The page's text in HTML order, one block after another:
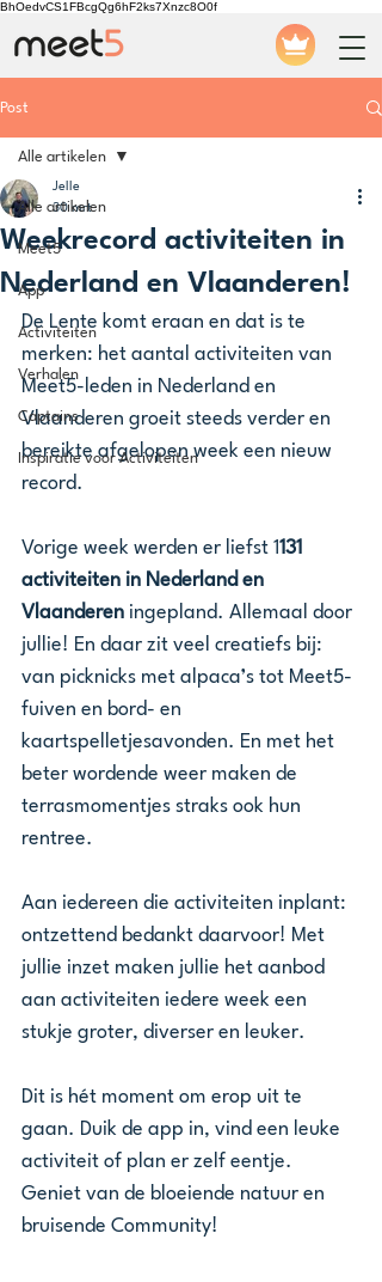
BhOedvCS1FBcgQg6hF2ks7Xnzc8O0f
Post
Alle artikelen
Meet5
App
Activiteiten
Verhalen
Captains
Inspiratie voor Activiteiten
Alle artikelen
Weekrecord activiteiten in
Nederland en Vlaanderen!
Jelle
30 mrt
De Lente komt eraan en dat is te
merken: het aantal activiteiten van
Meet5-leden in Nederland en
Vlaanderen groeit steeds verder en
bereikte afgelopen week een nieuw
record.
Vorige week werden er liefst 1131
activiteiten in Nederland en
Vlaanderen ingepland. Allemaal door
jullie! En daar zit veel creatiefs bij:
van picknicks met alpaca’s tot Meet5-
fuiven en bord- en
kaartspelletjesavonden. En met het
beter wordende weer maken de
terrasmomentjes straks ook hun
rentree.
Aan iedereen die activiteiten inplant:
ontzettend bedankt daarvoor! Met
jullie inzet maken jullie het aanbod
aan activiteiten iedere week een
stukje groter, diverser en leuker.
Dit is hét moment om erop uit te
gaan. Duik de app in, vind een leuke
activiteit of plan er zelf eentje.
Geniet van de bloeiende natuur en
bruisende Community!